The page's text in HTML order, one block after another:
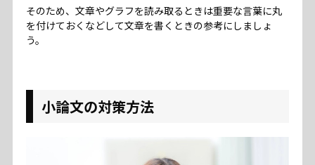
そのため、文章やグラフを読み取るときは重要な言葉に丸
を付けておくなどして文章を書くときの参考にしましょ
う。
小論文の対策方法